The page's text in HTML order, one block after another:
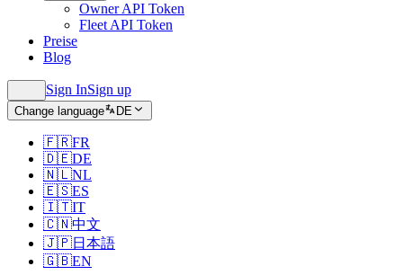
Owner API Token
Fleet API Token
Preise
Blog
Sign InSign up
Change language DE
🇫🇷FR
🇩🇪DE
🇳🇱NL
🇪🇸ES
🇮🇹IT
🇨🇳中文
🇯🇵日本語
🇬🇧EN